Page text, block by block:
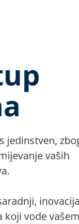
jedinstven,
vaših
vode vašem